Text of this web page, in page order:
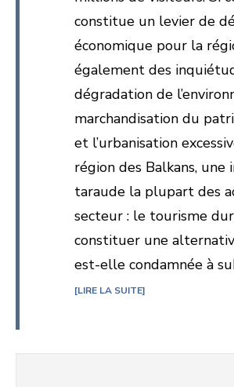
constitue un levier de
économique pour la
également des
dégradation de
marchandisation du
et l’urbanisation
région des Balkans,
taraude la plupart des
secteur : le tourisme
constituer une
est-elle condamnée à
LIRE LA SUITE